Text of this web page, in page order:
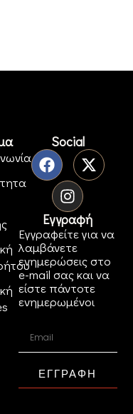
Social
Εγγραφή
Εγγραφείτε για να
λαμβάνετε
ενημερώσεις στο
e-mail σας και να
είστε πάντοτε
ενημερωμένοι
ΕΓΓΡΑΦΗ